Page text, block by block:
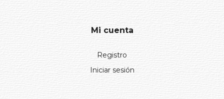
Mi cuenta
Registro
Iniciar sesión